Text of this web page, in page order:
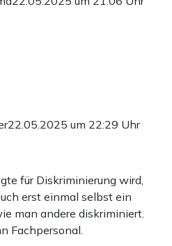
22.05.2025 um 22:29 Uhr
für Diskriminierung wird,
erst einmal selbst ein
man andere diskriminiert.
Fachpersonal.